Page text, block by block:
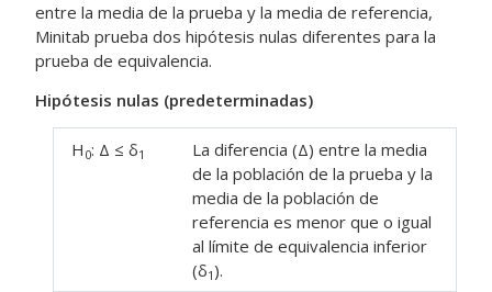
entre la media de la prueba y la media de referencia,
Minitab prueba dos hipótesis nulas diferentes para la
prueba de equivalencia.
Hipótesis nulas (predeterminadas)
H 0: Δ ≤ δ1
La diferencia (Δ) entre la media
de la población de la prueba y la
media de la población de
referencia es menor que o igual
al límite de equivalencia inferior
(δ1 ).